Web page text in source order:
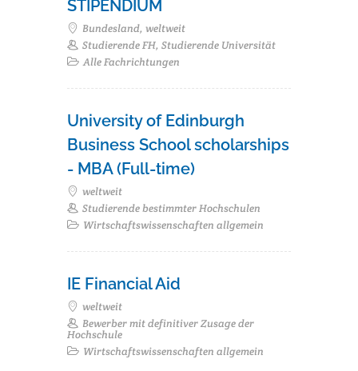
STIPENDIUM
Bundesland, weltweit
Studierende FH, Studierende Universität
Alle Fachrichtungen
University of Edinburgh
Business School scholarships
- MBA (Full-time)
weltweit
Studierende bestimmter Hochschulen
Wirtschaftswissenschaften allgemein
IE Financial Aid
weltweit
Bewerber mit definitiver Zusage der
Hochschule
Wirtschaftswissenschaften allgemein